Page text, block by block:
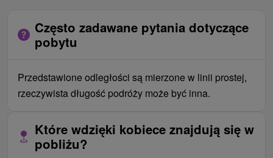
Często zadawane pytania dotyczące
pobytu
Przedstawione odległości są mierzone w linii prostej,
rzeczywista długość podróży może być inna.
Które wdzięki kobiece znajdują się w
pobliżu?